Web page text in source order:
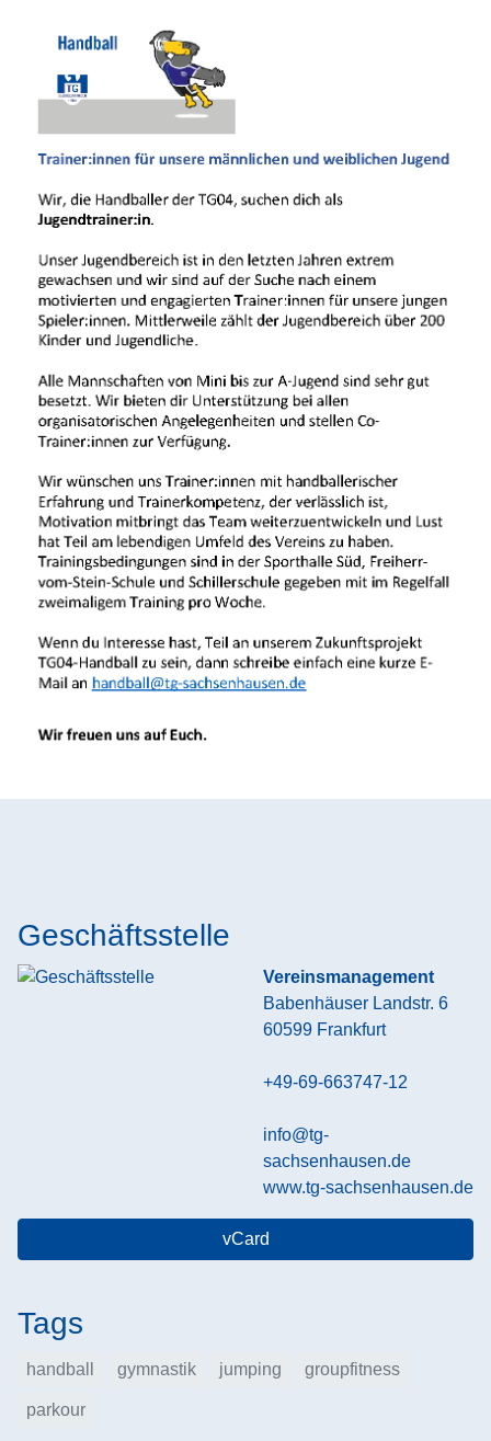
Geschäftsstelle
Vereinsmanagement
Babenhäuser Landstr. 6
60599 Frankfurt
+49-69-663747-12
info@tg-
sachsenhausen.de
www.tg-sachsenhausen.de
vCard
Tags
handball gymnastik jumping groupfitness
parkour